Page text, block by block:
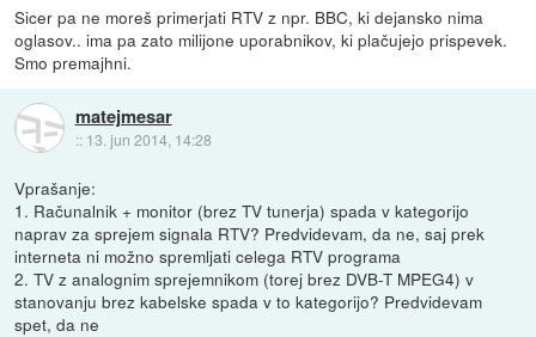
Sicer pa ne moreš primerjati RTV z npr. BBC, ki dejansko nima
oglasov.. ima pa zato milijone uporabnikov, ki plačujejo prispevek.
Smo premajhni.
matejmesar
:: 13. jun 2014, 14:28
Vprašanje:
1. Računalnik + monitor (brez TV tunerja) spada v kategorijo
naprav za sprejem signala RTV? Predvidevam, da ne, saj prek
interneta ni možno spremljati celega RTV programa
2. TV z analognim sprejemnikom (torej brez DVB-T MPEG4) v
stanovanju brez kabelske spada v to kategorijo? Predvidevam
spet, da ne